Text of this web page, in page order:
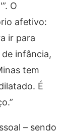
O
afetivo:
ir para
infância,
tem
É
– sendo